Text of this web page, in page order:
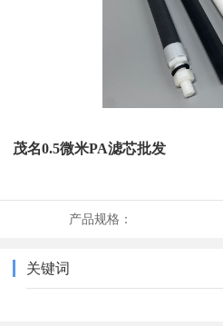
茂名0.5微米PA滤芯批发
产品规格：
关键词